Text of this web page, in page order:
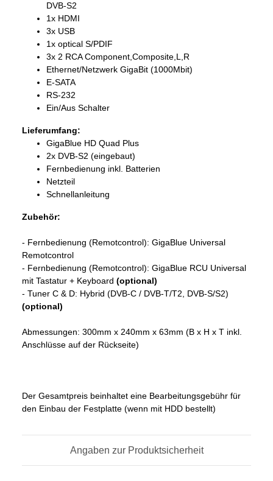
DVB-S2
1x HDMI
3x USB
1x optical S/PDIF
3x 2 RCA Component,Composite,L,R
Ethernet/Netzwerk GigaBit (1000Mbit)
E-SATA
RS-232
Ein/Aus Schalter
Lieferumfang:
GigaBlue HD Quad Plus
2x DVB-S2 (eingebaut)
Fernbedienung inkl. Batterien
Netzteil
Schnellanleitung
Zubehör:
- Fernbedienung (Remotcontrol): GigaBlue Universal
Remotcontrol
- Fernbedienung (Remotcontrol): GigaBlue RCU Universal
mit Tastatur + Keyboard (optional)
- Tuner C & D: Hybrid (DVB-C / DVB-T/T2, DVB-S/S2)
(optional)
Abmessungen: 300mm x 240mm x 63mm (B x H x T inkl.
Anschlüsse auf der Rückseite)
Der Gesamtpreis beinhaltet eine Bearbeitungsgebühr für
den Einbau der Festplatte (wenn mit HDD bestellt)
Angaben zur Produktsicherheit